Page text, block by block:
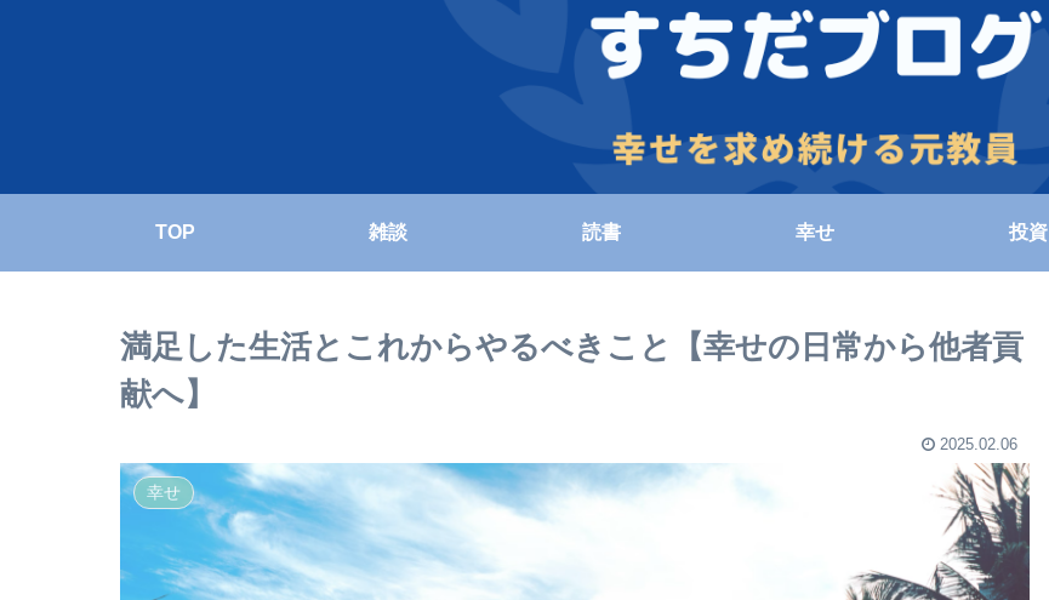
TOP 雑談 読書 幸せ 投資
満足した生活とこれからやるべきこと【幸せの日常から他者貢
献へ】
2025.02.06
幸せ